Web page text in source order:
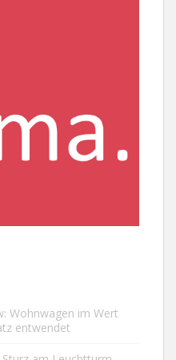
Wohnwagen im Wert
entwendet